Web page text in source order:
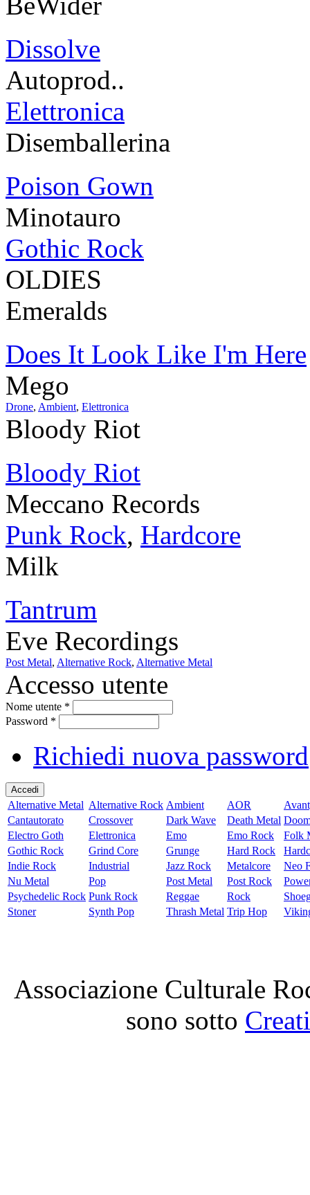
Dissolve
Autoprod..
Elettronica
Disemballerina
Poison Gown
Minotauro
Gothic Rock
OLDIES
Emeralds
Does It Look Like I'm Here
Mego
Drone, Ambient, Elettronica
Bloody Riot
Bloody Riot
Meccano Records
Punk Rock, Hardcore
Milk
Tantrum
Eve Recordings
Post Metal, Alternative Rock, Alternative Metal
Accesso utente
Nome utente *
Password *
Richiedi nuova password
Alternative Metal Alternative Rock Ambient AOR
Cantautorato
Crossover Dark Wave Death Metal
Electro Goth
Elettronica Emo Emo Rock
Folk
Gothic Rock
Grind Core Grunge Hard Rock
Indie Rock
Industrial Jazz Rock Metalcore
Neo
Nu Metal
Pop Post Metal Post Rock
Psychedelic Rock Punk Rock Reggae Rock
Stoner
Synth Pop Thrash Metal Trip Hop
Associazione Culturale
sono sotto